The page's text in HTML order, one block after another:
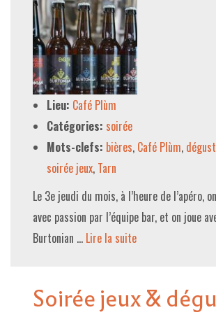
Lieu: Café Plùm
Catégories: soirée
Mots-clefs: bières, Café Plùm,
soirée jeux, Tarn
Le 3e jeudi du mois, à l’heure de
avec passion par l’équipe bar, et on joue
Burtonian … Lire la suite­­
Soirée jeux &